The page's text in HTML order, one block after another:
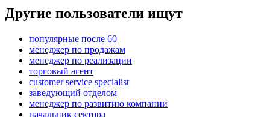
Другие пользователи ищут
популярные после 60
менеджер по продажам
менеджер по реализации
торговый агент
customer service specialist
заведующий отделом
менеджер по развитию компании
начальник сектора